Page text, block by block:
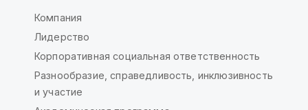
Компания
Лидерство
Корпоративная социальная ответственность
Разнообразие, справедливость, инклюзивность
и участие